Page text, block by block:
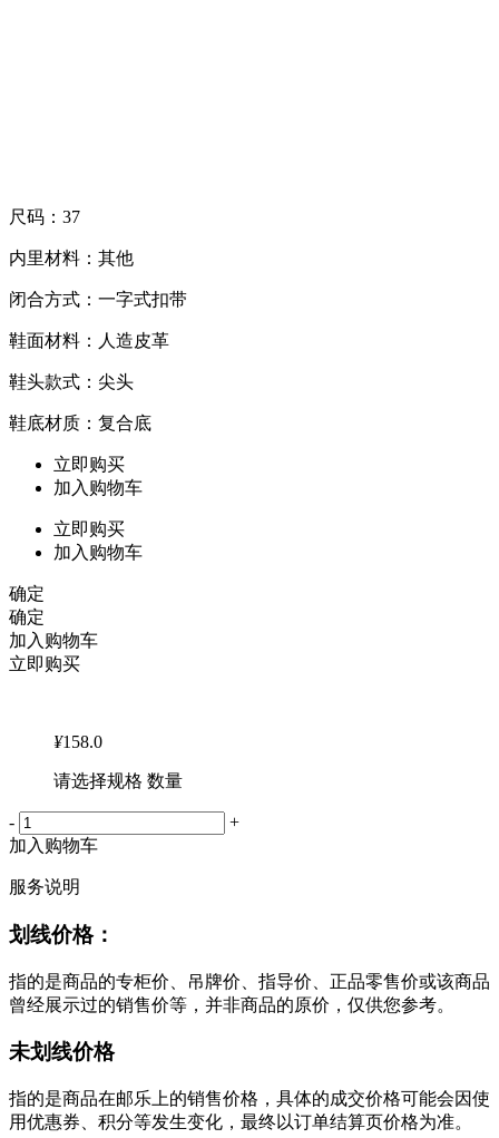
尺码：37
内里材料：其他
闭合方式：一字式扣带
鞋面材料：人造皮革
鞋头款式：尖头
鞋底材质：复合底
立即购买
加入购物车
立即购买
加入购物车
确定
确定
加入购物车
立即购买
¥158.0
请选择规格 数量
-
+
加入购物车
服务说明
划线价格：
指的是商品的专柜价、吊牌价、指导价、正品零售价或该商品
曾经展示过的销售价等，并非商品的原价，仅供您参考。
未划线价格
指的是商品在邮乐上的销售价格，具体的成交价格可能会因使
用优惠券、积分等发生变化，最终以订单结算页价格为准。